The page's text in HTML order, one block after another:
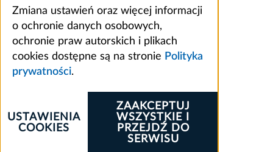
Zmiana ustawień oraz więcej informacji
o ochronie danych osobowych,
ochronie praw autorskich i plikach
cookies dostępne są na stronie Polityka
prywatności.
ZAAKCEPTUJ
WSZYSTKIE I
PRZEJDŹ DO
SERWISU
USTAWIENIA
COOKIES